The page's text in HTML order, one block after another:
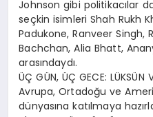
Johnson gibi politikacılar
seçkin isimleri Shah Rukh
Padukone, Ranveer Singh,
Bachchan, Alia Bhatt,
arasındaydı.
ÜÇ GÜN, ÜÇ GECE: LÜKSÜN
Avrupa, Ortadoğu ve
dünyasına katılmaya